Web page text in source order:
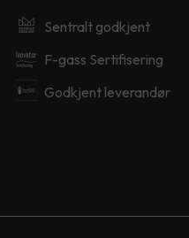
Sentralt godkjent
F-gass Sertifisering
Godkjent leverandør